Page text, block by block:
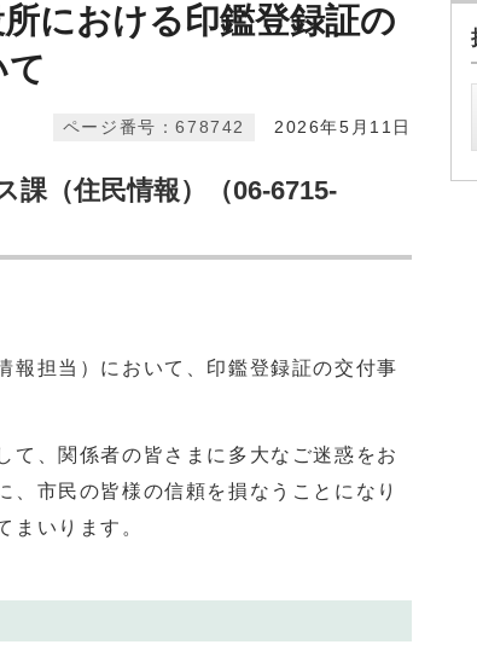
における印鑑登録証の
2026年5月11日
ページ番号：678742
課（住民情報）（06-6715-
担当）において、印鑑登録証の交付事
、関係者の皆さまに多大なご迷惑をお
市民の皆様の信頼を損なうことになり
まいります。